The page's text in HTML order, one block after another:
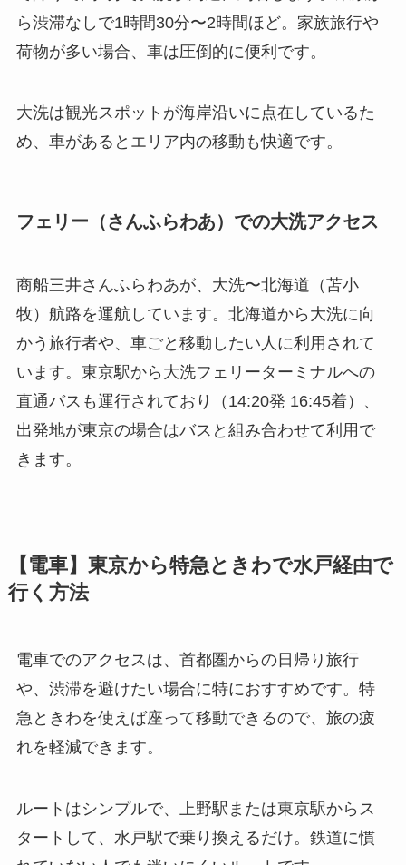
ら渋滞なしで1時間30分〜2時間ほど。家族旅行や
荷物が多い場合、車は圧倒的に便利です。
大洗は観光スポットが海岸沿いに点在しているた
め、車があるとエリア内の移動も快適です。
フェリー（さんふらわあ）での大洗アクセス
商船三井さんふらわあが、大洗〜北海道（苫小
牧）航路を運航しています。北海道から大洗に向
かう旅行者や、車ごと移動したい人に利用されて
います。東京駅から大洗フェリーターミナルへの
直通バスも運行されており（14:20発 16:45着）、
出発地が東京の場合はバスと組み合わせて利用で
きます。
【電車】東京から特急ときわで水戸経由で
行く方法
電車でのアクセスは、首都圏からの日帰り旅行
や、渋滞を避けたい場合に特におすすめです。特
急ときわを使えば座って移動できるので、旅の疲
れを軽減できます。
ルートはシンプルで、上野駅または東京駅からス
タートして、水戸駅で乗り換えるだけ。鉄道に慣